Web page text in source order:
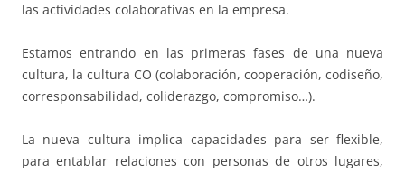
las actividades colaborativas en la empresa.
Estamos entrando en las primeras fases de una nueva
cultura, la cultura CO (colaboración, cooperación, codiseño,
corresponsabilidad, coliderazgo, compromiso…).
La nueva cultura implica capacidades para ser flexible,
para entablar relaciones con personas de otros lugares,